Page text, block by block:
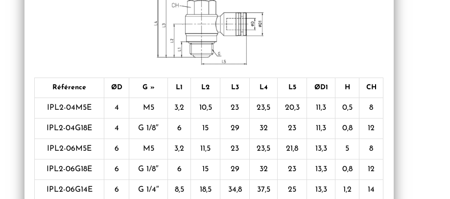
Référence ØD G » L1 L2 L3 L4 L5 ØD1 H CH
IPL2-04M5E 4 M5 3,2 10,5 23 23,5 20,3 11,3 0,5 8
IPL2-04G18E 4 G 1/8″ 6 15 29 32 23 11,3 0,8 12
IPL2-06M5E 6 M5 3,2 11,5 23 23,5 21,8 13,3 5 8
IPL2-06G18E 6 G 1/8″ 6 15 29 32 23 13,3 0,8 12
IPL2-06G14E 6 G 1/4″ 8,5 18,5 34,8 37,5 25 13,3 1,2 14